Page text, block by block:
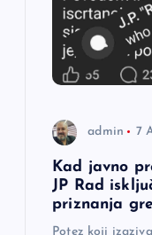
admin 7
Kad javno
JP Rad
priznanja
Potez koji